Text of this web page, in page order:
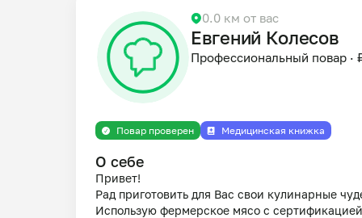
0.0 км от вас
Евгений Колесов
Профессиональный повар ·
Повар проверен Медицинская книжка
О себе
Привет!
Рад приготовить для Вас свои кулинарные
Использую фермерское мясо с